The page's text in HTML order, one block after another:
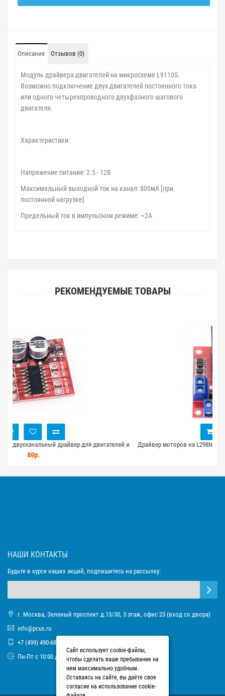
Описание Отзывов (0)
Модуль драйвера двигателей на микросхеме L9110S.
Возможно подключение двух двигателей постоянного тока
или одного четырехпроводного двухфазного шагового
двигателя.
Характеристики:
Напряжение питания: 2.5 - 12В
Максимальный выходной ток на канал: 800мА [при
постоянной нагрузке]
Предельный ток в импульсном режиме: ~2А
РЕКОМЕНДУЕМЫЕ ТОВАРЫ
драйвер для двигателей и
Драйвер моторов на L298N для Arduino -
НАШИ КОНТАКТЫ
Будьте в курсе наших акций, подпишитесь на рассылку:
г. Москва, Зеленый проспект д.13/30, 3 этаж, офис 23 (вход со двора)
info@pcus.ru
+7 (499) 490-68-93
Пн-Пт с 10:00 до 17:00
Сайт использует cookie-файлы,
чтобы сделать ваше пребывание на
нем максимально удобным.
Оставаясь на сайте, вы даёте свое
согласие на использование cookie-